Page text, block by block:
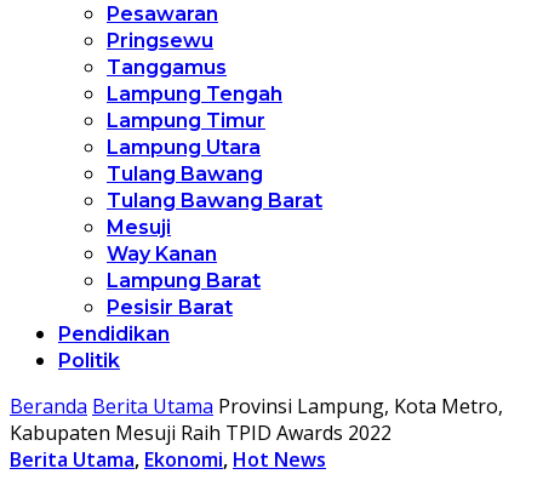
Pesawaran
Pringsewu
Tanggamus
Lampung Tengah
Lampung Timur
Lampung Utara
Tulang Bawang
Tulang Bawang Barat
Mesuji
Way Kanan
Lampung Barat
Pesisir Barat
Pendidikan
Politik
Beranda Berita Utama Provinsi Lampung, Kota Metro,
Kabupaten Mesuji Raih TPID Awards 2022
Berita Utama, Ekonomi, Hot News